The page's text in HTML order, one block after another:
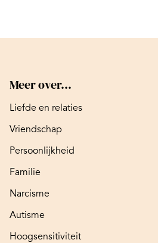
Meer over...
Liefde en relaties
Vriendschap
Persoonlijkheid
Familie
Narcisme
Autisme
Hoogsensitiviteit